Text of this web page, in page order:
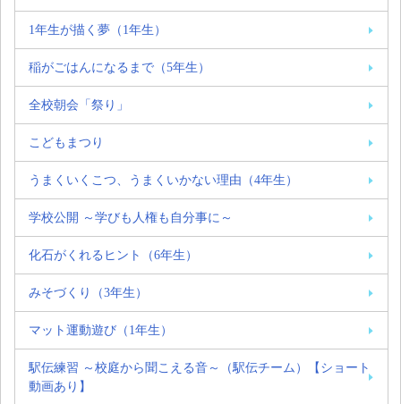
1年生が描く夢（1年生）
稲がごはんになるまで（5年生）
全校朝会「祭り」
こどもまつり
うまくいくこつ、うまくいかない理由（4年生）
学校公開 ～学びも人権も自分事に～
化石がくれるヒント（6年生）
みそづくり（3年生）
マット運動遊び（1年生）
駅伝練習 ～校庭から聞こえる音～（駅伝チーム）【ショート
動画あり】